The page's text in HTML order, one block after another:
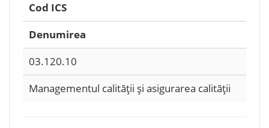
Cod ICS
Denumirea
03.120.10
Managementul calităţii şi asigurarea calităţii